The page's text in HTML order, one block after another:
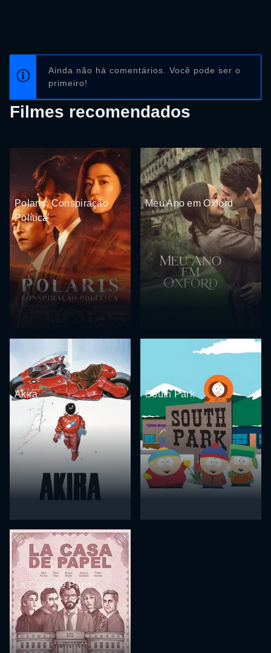
Ainda não há comentários. Você pode ser o
primeiro!
Filmes recomendados
Polaris: Conspiração
Política
Meu Ano em Oxford
Akira South Park
La Casa de Papel